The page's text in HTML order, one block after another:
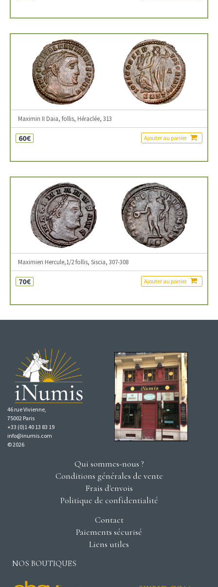
Maximin II Daia, follis, Héraclée, 313
60€ Ajouter au panier
Maximien Hercule,1/2 follis, Siscia, 307-308
70€ Ajouter au panier
46 rue Vivienne,
75002 Paris
+33 (0)1 40 13 83 19
info@inumis.com
© 2026
Qui sommes-nous ?
Conditions générales de vente
Frais d'envois
Politique de confidentialité
Contact
Paiements sécurisé
Liens utiles
NOS BOUTIQUES